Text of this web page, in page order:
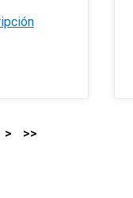
> >>